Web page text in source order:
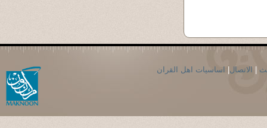
الاتصال اساسيات اهل القران